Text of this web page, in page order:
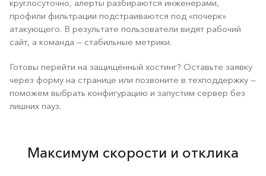
круглосуточно, алерты разбираются инженерами,
профили фильтрации подстраиваются под «почерк»
атакующего. В результате пользователи видят рабочий
сайт, а команда — стабильные метрики.
Готовы перейти на защищённый хостинг? Оставьте заявку
через форму на странице или позвоните в техподдержку —
поможем выбрать конфигурацию и запустим сервер без
лишних пауз.
Максимум скорости и отклика